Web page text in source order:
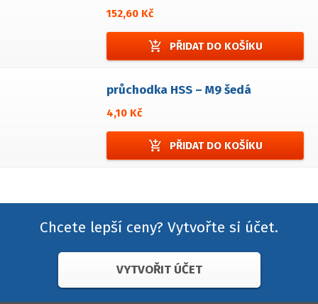
152,60 Kč
add_shopping_cart PŘIDAT DO KOŠÍKU
průchodka HSS – M9 šedá
4,10 Kč
add_shopping_cart PŘIDAT DO KOŠÍKU
Chcete lepší ceny? Vytvořte si účet.
VYTVOŘIT ÚČET